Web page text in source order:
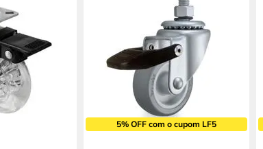
5% OFF com o cupom LF5